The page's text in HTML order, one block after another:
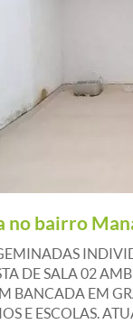
no bairro
DE SALA 02
BANCADA EM
E ESCOLAS.